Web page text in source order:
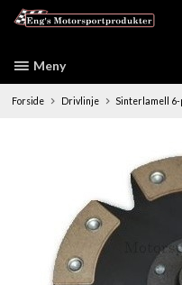
Meny
Forside Drivlinje Sinterlamell 6-